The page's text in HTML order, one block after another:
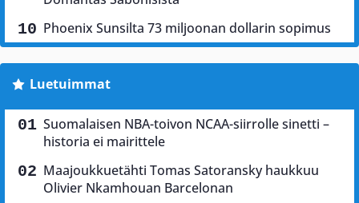
Phoenix Sunsilta 73 miljoonan dollarin sopimus
Luetuimmat
Suomalaisen NBA-toivon NCAA-siirrolle sinetti –
historia ei mairittele
Maajoukkuetähti Tomas Satoransky haukkuu
Olivier Nkamhouan Barcelonan